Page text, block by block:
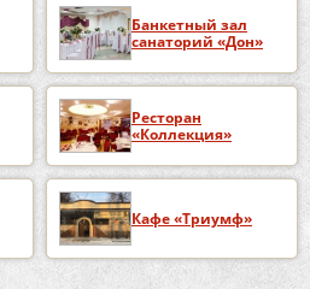
Банкетный зал
санаторий «Дон»
Ресторан
«Коллекция»
Кафе «Триумф»